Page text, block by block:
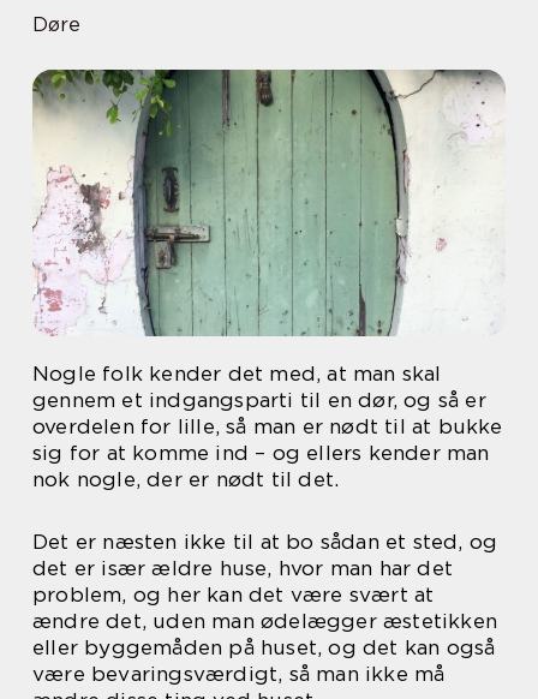
Døre
Nogle folk kender det med, at man skal
gennem et indgangsparti til en dør, og så er
overdelen for lille, så man er nødt til at bukke
sig for at komme ind – og ellers kender man
nok nogle, der er nødt til det.
Det er næsten ikke til at bo sådan et sted, og
det er især ældre huse, hvor man har det
problem, og her kan det være svært at
ændre det, uden man ødelægger æstetikken
eller byggemåden på huset, og det kan også
være bevaringsværdigt, så man ikke må